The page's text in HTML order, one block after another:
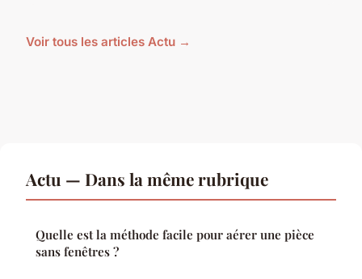
Voir tous les articles Actu →
Actu — Dans la même rubrique
Quelle est la méthode facile pour aérer une pièce
sans fenêtres ?